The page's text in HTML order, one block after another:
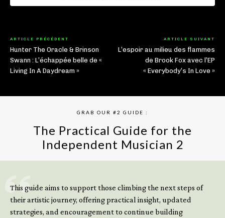
ARTICLE PRÉCÉDENT
Hunter The Oracle & Brinson
Swann : L’échappée belle de «
Living In A Daydream »
ARTICLE SUIVANT
L’espoir au milieu des flammes
de Brook Fox avec l’EP
« Everybody’s In Love »
GRAB OUR #2 GUIDE :
The Practical Guide for the
Independent Musician 2
This guide aims to support those climbing the next steps of
their artistic journey, offering practical insight, updated
strategies, and encouragement to continue building